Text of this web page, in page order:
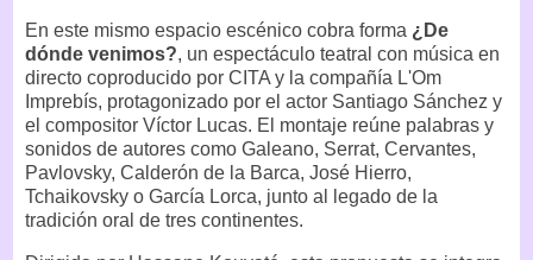
En este mismo espacio escénico cobra forma ¿De
dónde venimos?, un espectáculo teatral con música en
directo coproducido por CITA y la compañía L'Om
Imprebís, protagonizado por el actor Santiago Sánchez y
el compositor Víctor Lucas. El montaje reúne palabras y
sonidos de autores como Galeano, Serrat, Cervantes,
Pavlovsky, Calderón de la Barca, José Hierro,
Tchaikovsky o García Lorca, junto al legado de la
tradición oral de tres continentes.